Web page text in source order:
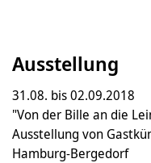
Ausstellung
31.08. bis 02.09.2018
"Von der Bille an die
Ausstellung von
Hamburg-Bergedorf